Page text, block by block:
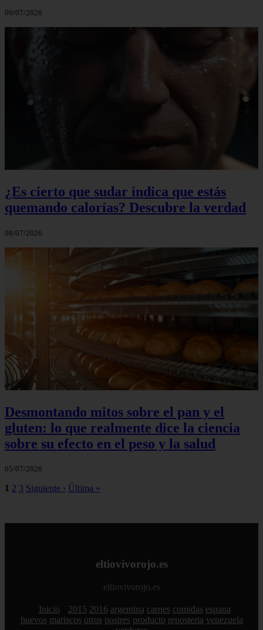
09/07/2026
¿Es cierto que sudar indica que estás
quemando calorías? Descubre la verdad
08/07/2026
Desmontando mitos sobre el pan y el
gluten: lo que realmente dice la ciencia
sobre su efecto en el peso y la salud
05/07/2026
1 2 3 Siguiente › Última »
eltiovivorojo.es
eltiovivorojo.es
Inicio 2015 2016 argentina carnes comidas espana
huevos mariscos otros postres producto reposteria venezuela